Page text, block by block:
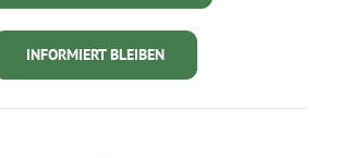
INFORMIERT BLEIBEN